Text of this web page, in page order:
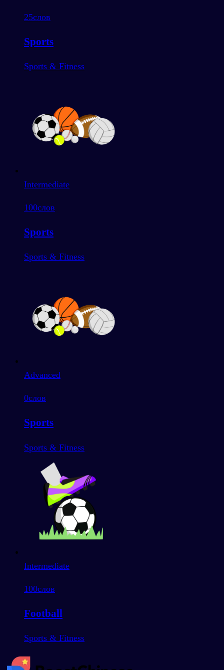
25слов
Sports
Sports & Fitness
Intermediate
100слов
Sports
Sports & Fitness
Advanced
0слов
Sports
Sports & Fitness
Intermediate
100слов
Football
Sports & Fitness